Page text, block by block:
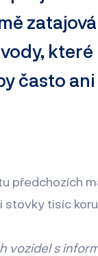
často ani
předchozích
tisíc
vozidel s